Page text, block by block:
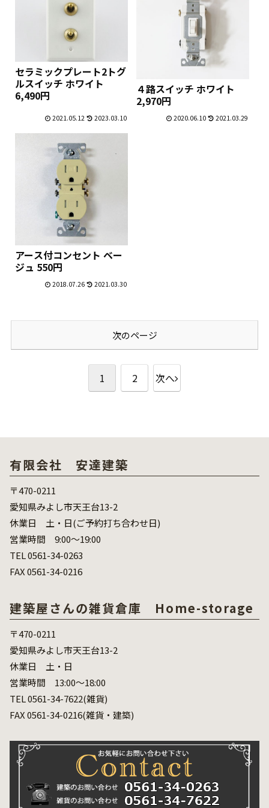
セラミックプレート2トグ
ルスイッチ ホワイト
6,490円
2021.05.12 2023.03.10
４路スイッチ ホワイト
2,970円
2020.06.10 2021.03.29
アース付コンセント ベー
ジュ 550円
2018.07.26 2021.03.30
次のページ
1 2 次へ
有限会社 安達建築
〒470-0211
愛知県みよし市天王台13-2
休業日 土・日(ご予約打ち合わせ日)
営業時間 9:00～19:00
TEL 0561-34-0263
FAX 0561-34-0216
建築屋さんの雑貨倉庫 Home-storage
〒470-0211
愛知県みよし市天王台13-2
休業日 土・日
営業時間 13:00～18:00
TEL 0561-34-7622(雑貨)
FAX 0561-34-0216(雑貨・建築)